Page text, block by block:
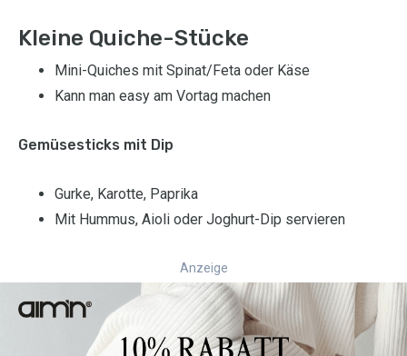
Kleine Quiche-Stücke
Mini-Quiches mit Spinat/Feta oder Käse
Kann man easy am Vortag machen
Gemüsesticks mit Dip
Gurke, Karotte, Paprika
Mit Hummus, Aioli oder Joghurt-Dip servieren
Anzeige